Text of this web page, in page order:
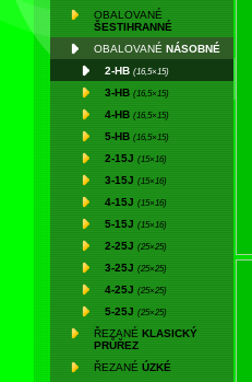
OBALOVANÉ
ŠESTIHRANNÉ
OBALOVANÉ NÁSOBNÉ
2-HB (16,5×15)
3-HB (16,5×15)
4-HB (16,5×15)
5-HB (16,5×15)
2-15J (15×16)
3-15J (15×16)
4-15J (15×16)
5-15J (15×16)
2-25J (25×25)
3-25J (25×25)
4-25J (25×25)
5-25J (25×25)
ŘEZANÉ KLASICKÝ
PRŮŘEZ
ŘEZANÉ ÚZKÉ